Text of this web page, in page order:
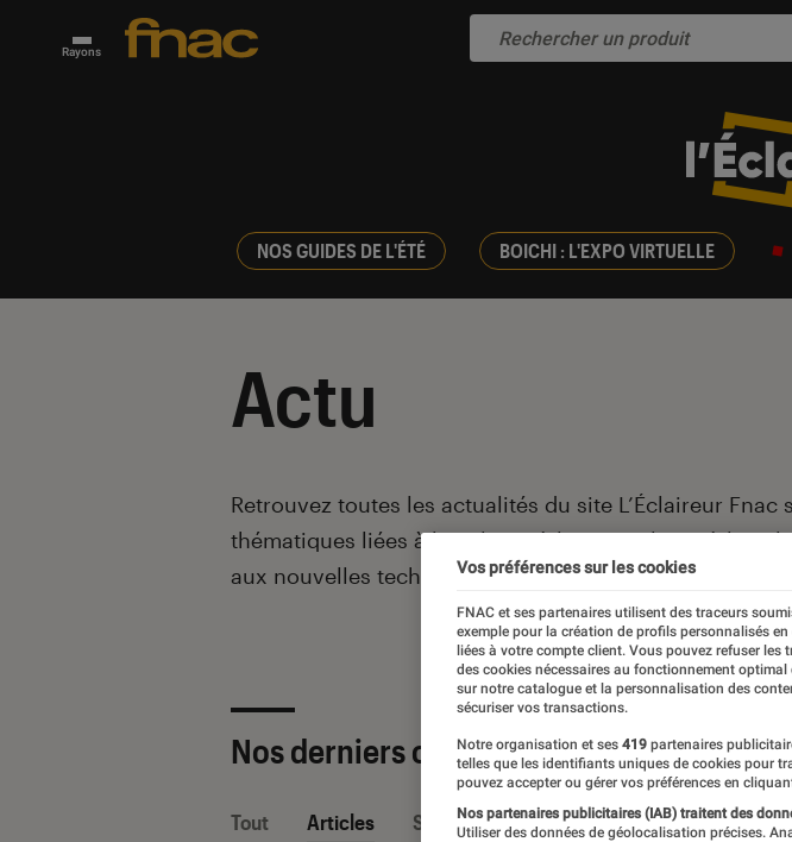
Rayons
NOS GUIDES DE L'ÉTÉ BOICHI : L'EXPO VIRTUELLE
Actu
Introduction
Retrouvez toutes les actualités du site L’Éclaireur Fnac
thématiques liées à la culture, à la pop culture, à la
aux nouvelles technologies.
Nos derniers contenus
Tout Articles Sélections et guides Tests
Vos préférences sur les cookies
FNAC et ses partenaires utilisent des traceurs
exemple pour la création de profils personnalisés
liées à votre compte client. Vous pouvez refuser
des cookies nécessaires au fonctionnement
sur notre catalogue et la personnalisation des
sécuriser vos transactions.
Notre organisation et ses 419 partenaires
telles que les identifiants uniques de cookies pour
pouvez accepter ou gérer vos préférences en
Nos partenaires publicitaires (IAB) traitent des
Utiliser des données de géolocalisation précises.